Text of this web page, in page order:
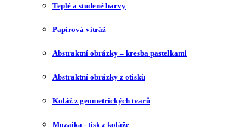
Teplé a studené barvy
Papírová vitráž
Abstraktní obrázky – kresba pastelkami
Abstraktní obrázky z otisků
Koláž z geometrických tvarů
Mozaika - tisk z koláže